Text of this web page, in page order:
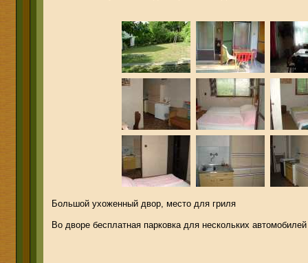
Большой ухоженный двор, место для гриля
Во дворе бесплатная парковка для нескольких автомобилей